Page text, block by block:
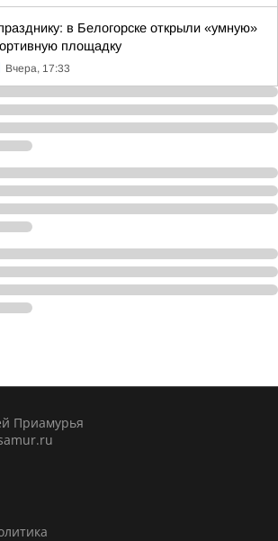
в Белогорске открыли «умную»
площадку
Вчера, 17:33
Приамурья